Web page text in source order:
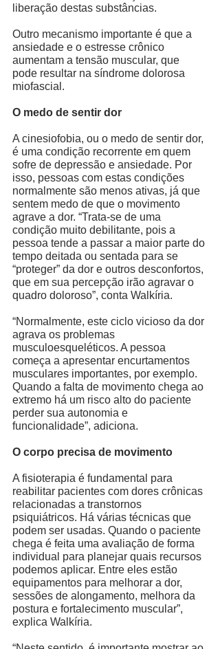
liberação destas substâncias.
Outro mecanismo importante é que a
ansiedade e o estresse crônico
aumentam a tensão muscular, que
pode resultar na síndrome dolorosa
miofascial.
O medo de sentir dor
A cinesiofobia, ou o medo de sentir dor,
é uma condição recorrente em quem
sofre de depressão e ansiedade. Por
isso, pessoas com estas condições
normalmente são menos ativas, já que
sentem medo de que o movimento
agrave a dor. “Trata-se de uma
condição muito debilitante, pois a
pessoa tende a passar a maior parte do
tempo deitada ou sentada para se
“proteger” da dor e outros desconfortos,
que em sua percepção irão agravar o
quadro doloroso”, conta Walkíria.
“Normalmente, este ciclo vicioso da dor
agrava os problemas
musculoesqueléticos. A pessoa
começa a apresentar encurtamentos
musculares importantes, por exemplo.
Quando a falta de movimento chega ao
extremo há um risco alto do paciente
perder sua autonomia e
funcionalidade”, adiciona.
O corpo precisa de movimento
A fisioterapia é fundamental para
reabilitar pacientes com dores crônicas
relacionadas a transtornos
psiquiátricos. Há várias técnicas que
podem ser usadas. Quando o paciente
chega é feita uma avaliação de forma
individual para planejar quais recursos
podemos aplicar. Entre eles estão
equipamentos para melhorar a dor,
sessões de alongamento, melhora da
postura e fortalecimento muscular”,
explica Walkíria.